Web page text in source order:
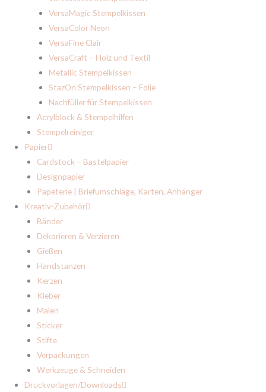
VersaMagic Stempelkissen
VersaColor Neon
VersaFine Clair
VersaCraft – Holz und Textil
Metallic Stempelkissen
StazOn Stempelkissen – Folie
Nachfüller für Stempelkissen
Acrylblock & Stempelhilfen
Stempelreiniger
Papier
Cardstock – Bastelpapier
Designpapier
Papeterie | Briefumschläge, Karten, Anhänger
Kreativ-Zubehör
Bänder
Dekorieren & Verzieren
Gießen
Handstanzen
Kerzen
Kleber
Malen
Sticker
Stifte
Verpackungen
Werkzeuge & Schneiden
Druckvorlagen/Downloads